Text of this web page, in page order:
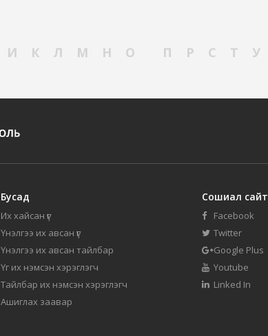
И К Л М Н О П Р С Т У
Бусад
Их хайсан үг
Үнэлгээ их авсан үг
Үнэлгээ их авсан тайлбар
Үг их нэмсэн хэрэглэгч
Тайлбар их нэмсэн хэрэглэгч
Ашиглах заавар
Сошиал сайт
Facebook
Twitter
Google Plus
Youtube
Linked In